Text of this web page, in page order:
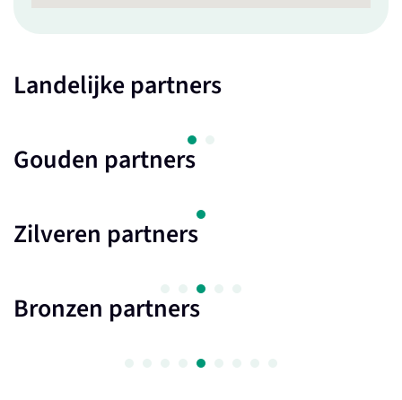
Landelijke partners
Gouden partners
Zilveren partners
Bronzen partners